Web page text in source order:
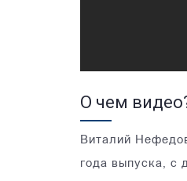
О чем
Виталий
года выпуска, с